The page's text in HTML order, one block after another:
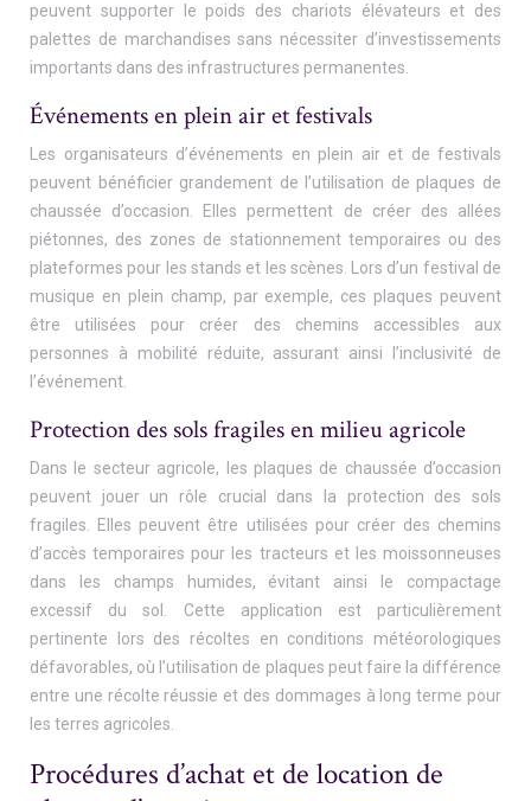
peuvent supporter le poids des chariots élévateurs et des
palettes de marchandises sans nécessiter d’investissements
importants dans des infrastructures permanentes.
Événements en plein air et festivals
Les organisateurs d’événements en plein air et de festivals
peuvent bénéficier grandement de l’utilisation de plaques de
chaussée d’occasion. Elles permettent de créer des allées
piétonnes, des zones de stationnement temporaires ou des
plateformes pour les stands et les scènes. Lors d’un festival de
musique en plein champ, par exemple, ces plaques peuvent
être utilisées pour créer des chemins accessibles aux
personnes à mobilité réduite, assurant ainsi l’inclusivité de
l’événement.
Protection des sols fragiles en milieu agricole
Dans le secteur agricole, les plaques de chaussée d’occasion
peuvent jouer un rôle crucial dans la protection des sols
fragiles. Elles peuvent être utilisées pour créer des chemins
d’accès temporaires pour les tracteurs et les moissonneuses
dans les champs humides, évitant ainsi le compactage
excessif du sol. Cette application est particulièrement
pertinente lors des récoltes en conditions météorologiques
défavorables, où l’utilisation de plaques peut faire la différence
entre une récolte réussie et des dommages à long terme pour
les terres agricoles.
Procédures d’achat et de location de